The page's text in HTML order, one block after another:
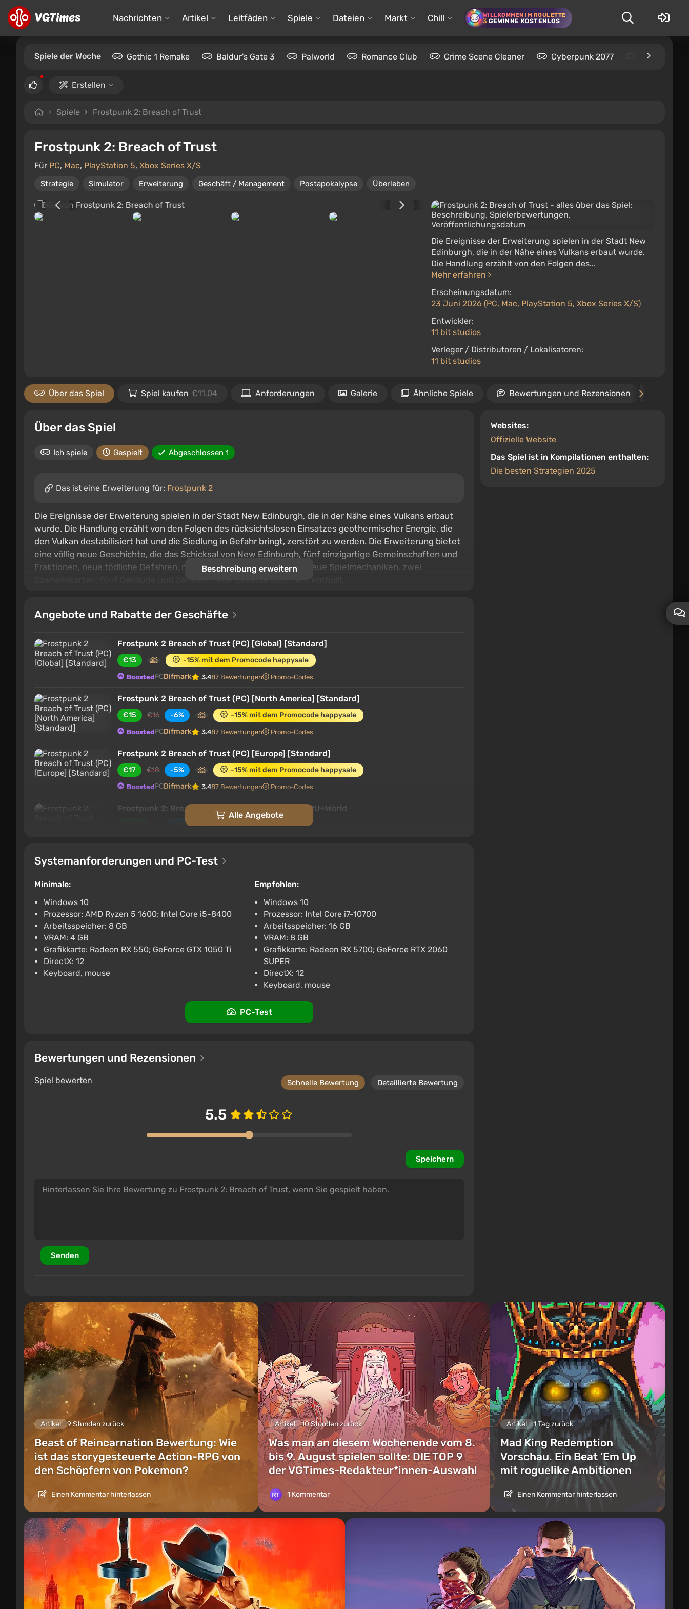
Nachrichten Artikel Leitfäden Spiele Dateien Markt Chill WILLKOMMEN IM ROULETTE
3 GEWINNE KOSTENLOS
Spiele der Woche Gothic 1 Remake Baldur's Gate 3 Palworld Romance Club Crime Scene Cleaner Cyberpunk 2077 Kingdom
Erstellen
Spiele Frostpunk 2: Breach of Trust
Frostpunk 2: Breach of Trust
Für PC, Mac, PlayStation 5, Xbox Series X/S
Strategie Simulator Erweiterung Geschäft / Management Postapokalypse Überleben
Die Ereignisse der Erweiterung spielen in der Stadt New
Edinburgh, die in der Nähe eines Vulkans erbaut wurde.
Die Handlung erzählt von den Folgen des...
Mehr erfahren
Erscheinungsdatum:
23 Juni 2026 (PC, Mac, PlayStation 5, Xbox Series X/S)
Entwickler:
11 bit studios
Verleger / Distributoren / Lokalisatoren:
11 bit studios
Über das Spiel Spiel kaufen €11.04 Anforderungen Galerie Ähnliche Spiele Bewertungen und Rezensionen
Websites:
Offizielle Website
Das Spiel ist in Kompilationen enthalten:
Die besten Strategien 2025
Über das Spiel
Ich spiele Gespielt Abgeschlossen 1
Das ist eine Erweiterung für: Frostpunk 2
Die Ereignisse der Erweiterung spielen in der Stadt New Edinburgh, die in der Nähe eines Vulkans erbaut
wurde. Die Handlung erzählt von den Folgen des rücksichtslosen Einsatzes geothermischer Energie, die
den Vulkan destabilisiert hat und die Siedlung in Gefahr bringt, zerstört zu werden. Die Erweiterung bietet
eine völlig neue Geschichte, die das Schicksal von New Edinburgh, fünf einzigartige Gemeinschaften und
Fraktionen, neue tödliche Gefahren, neue erzählerische Ereignisse, neue Spielmechaniken, zwei
Beschreibung erweitern
Angebote und Rabatte der Geschäfte
Frostpunk 2 Breach of Trust (PC) [Global] [Standard]
€13 -15% mit dem Promocode happysale
BoostedPCDifmark 3.487 Bewertungen Promo-Codes
Frostpunk 2 Breach of Trust (PC) [North America] [Standard]
€15 €16 -6% -15% mit dem Promocode happysale
BoostedPCDifmark 3.487 Bewertungen Promo-Codes
Frostpunk 2 Breach of Trust (PC) [Europe] [Standard]
€17 €18 -5% -15% mit dem Promocode happysale
BoostedPCDifmark 3.487 Bewertungen Promo-Codes
Frostpunk 2: Breach of Trust STEAM GIFT AUTO RU+World
-2%
Frostpunk 2: Breach of Trust DLC Steam AUTODELIVERY RU/BY/KZ/UA
Frostpunk 2: Breach of Trust North America Steam Altergift (North America)
PCK4G 3.9
Alle Angebote
Systemanforderungen und PC-Test
Minimale:
Windows 10
Prozessor: AMD Ryzen 5 1600; Intel Core i5-8400
Arbeitsspeicher: 8 GB
VRAM: 4 GB
Grafikkarte: Radeon RX 550; GeForce GTX 1050 Ti
DirectX: 12
Keyboard, mouse
Empfohlen:
Windows 10
Prozessor: Intel Core i7-10700
Arbeitsspeicher: 16 GB
VRAM: 8 GB
Grafikkarte: Radeon RX 5700; GeForce RTX 2060
SUPER
DirectX: 12
Keyboard, mouse
PC-Test
Bewertungen und Rezensionen
Spiel bewerten Schnelle Bewertung Detaillierte Bewertung
5.5
Speichern
Senden
Artikel 9 Stunden zurück
Beast of Reincarnation Bewertung: Wie
ist das storygesteuerte Action-RPG von
den Schöpfern von Pokemon?
Einen Kommentar hinterlassen
Artikel 10 Stunden zurück
Was man an diesem Wochenende vom 8.
bis 9. August spielen sollte: DIE TOP 9
der VGTimes-Redakteur*innen-Auswahl
1 Kommentar
Artikel 1 Tag zurück
Mad King Redemption
Vorschau. Ein Beat ’Em Up
mit roguelike Ambitionen
Einen Kommentar hinterlassen